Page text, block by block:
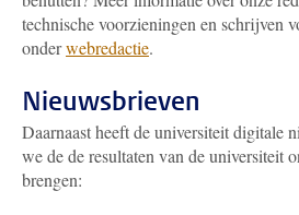
technische voorzieningen en schrijven
onderwebredactie.
Nieuwsbrieven
Daarnaast heeft de universiteit digitale
we de de resultaten van de universiteit
brengen: